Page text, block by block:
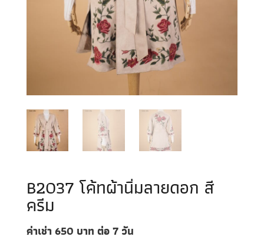
B2037 โค้ทผ้านิ่มลายดอก สี
ครีม
ค่าเช่า 650 บาท ต่อ 7 วัน